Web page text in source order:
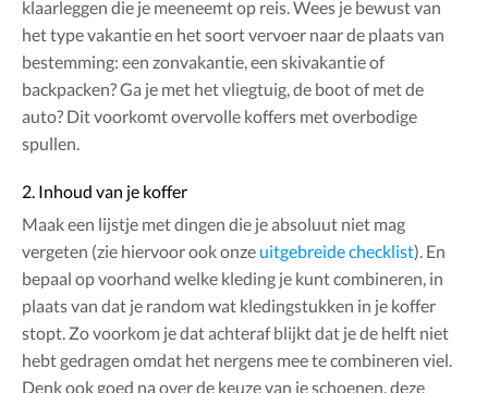
klaarleggen die je meeneemt op reis. Wees je bewust van
het type vakantie en het soort vervoer naar de plaats van
bestemming: een zonvakantie, een skivakantie of
backpacken? Ga je met het vliegtuig, de boot of met de
auto? Dit voorkomt overvolle koffers met overbodige
spullen.
2. Inhoud van je koffer
Maak een lijstje met dingen die je absoluut niet mag
vergeten (zie hiervoor ook onze uitgebreide checklist). En
bepaal op voorhand welke kleding je kunt combineren, in
plaats van dat je random wat kledingstukken in je koffer
stopt. Zo voorkom je dat achteraf blijkt dat je de helft niet
hebt gedragen omdat het nergens mee te combineren viel.
Denk ook goed na over de keuze van je schoenen, deze